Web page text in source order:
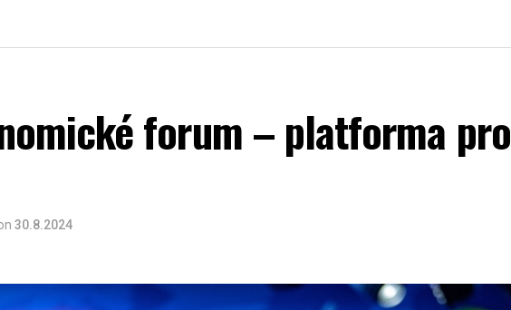
forum – platforma pro
30.8.2024